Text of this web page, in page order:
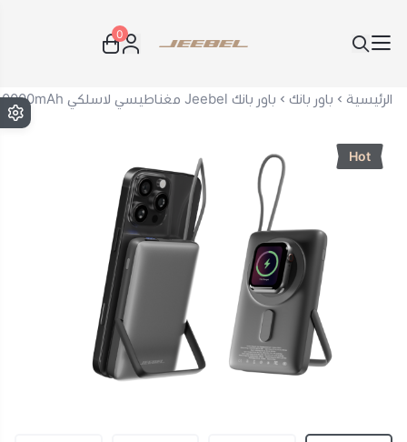
JEEBEL
0
الرئيسية باور بانك باور بانك Jeebel مغناطيسي لاسلكي 10000mAh – شحن سريع PD حتى 22.5 واط – شاشة LCD – حامل مدمج - اسود
Hot